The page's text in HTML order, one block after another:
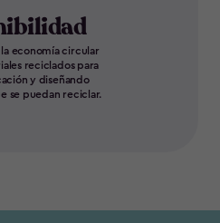
economía circular
reciclados para
y diseñando
se puedan reciclar.